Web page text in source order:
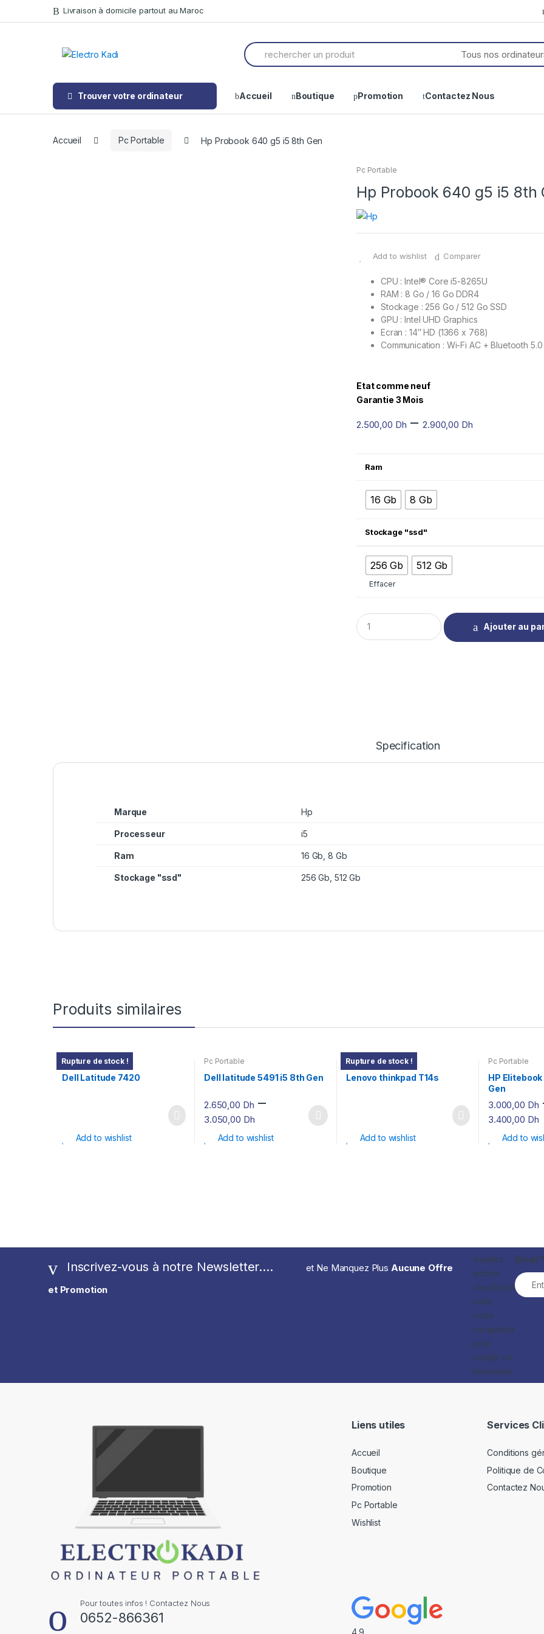
to
to
Livraison à domicile partout au Maroc
Search
for:
Trouver votre ordinateur Accueil Boutique Promotion Contactez Nous
Accueil Pc Portable Hp Probook 640 g5 i5 8th Gen
Pc Portable
Hp Probook 640 g5 i5 8th
Add to wishlist Comparer
CPU : Intel® Core i5-8265U
RAM : 8 Go / 16 Go DDR4
Stockage : 256 Go / 512 Go SSD
GPU : Intel UHD Graphics
Ecran : 14″ HD (1366 x 768)
Communication : Wi-Fi AC + Bluetooth 5.0
Etat comme neuf
Garantie 3 Mois
2.500,00 Dh –2.900,00 Dh
Ram
16 Gb 8 Gb
Stockage "ssd"
256 Gb 512 Gb
Effacer
Q
u
a
Ajouter au
Specification
Marque Hp
Processeur i5
Ram 16 Gb, 8 Gb
Stockage "ssd" 256 Gb, 512 Gb
Produits similaires
Rupture de stock !
Pc Portable
Dell Latitude 7420
Add to wishlist
Pc Portable
Dell latitude 5491 i5 8th Gen
2.650,00 Dh –
3.050,00 Dh
Add to wishlist
Rupture de stock !
Pc Portable
Lenovo thinkpad T14s
Add to wishlist
Pc Portable
HP
Gen
3.000,00 Dh
3.400,00 Dh
Add to
Inscrivez-vous à notre Newsletter.... et Ne Manquez Plus Aucune Offre
et Promotion
Veuillez
activer
JavaScript
dans
votre
navigateur
pour
remplir ce
formulaire.
Email *
Pour toutes infos ! Contactez Nous
0652-866361
Liens utiles
Accueil
Boutique
Promotion
Pc Portable
Wishlist
Services
Conditions
Politique de
Contactez